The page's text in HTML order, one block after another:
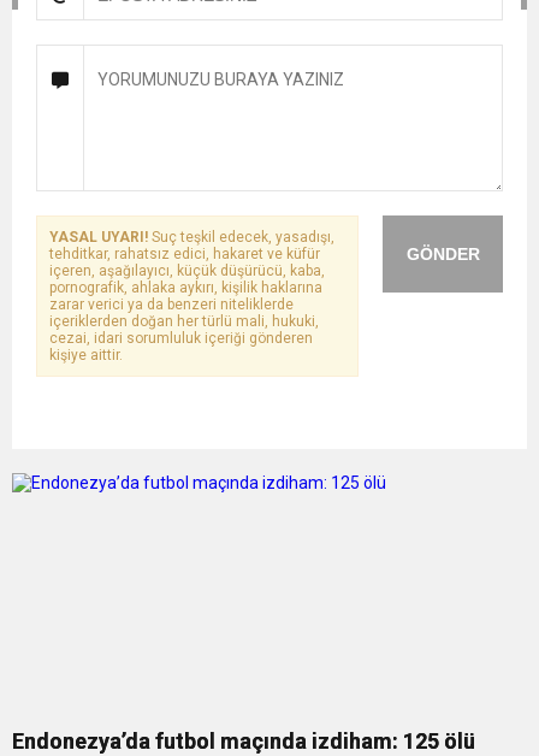
GÖNDER
YASAL UYARI! Suç teşkil edecek, yasadışı,
tehditkar, rahatsız edici, hakaret ve küfür
içeren, aşağılayıcı, küçük düşürücü, kaba,
pornografik, ahlaka aykırı, kişilik haklarına
zarar verici ya da benzeri niteliklerde
içeriklerden doğan her türlü mali, hukuki,
cezai, idari sorumluluk içeriği gönderen
kişiye aittir.
Endonezya’da futbol maçında izdiham: 125 ölü